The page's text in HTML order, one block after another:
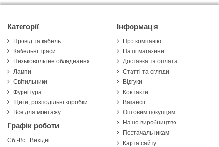
Категорії
Провід та кабель
Кабельні траси
Низьковольтне обладнання
Лампи
Світильники
Фурнітура
Щити, розподільні коробки
Все для монтажу
Графік роботи
Сб.-Вс.: Вихідні
Інформація
Про компанію
Наші магазини
Доставка та оплата
Статті та огляди
Відгуки
Контакти
Вакансії
Оптовим покупцям
Наше виробництво
Постачальникам
Карта сайту